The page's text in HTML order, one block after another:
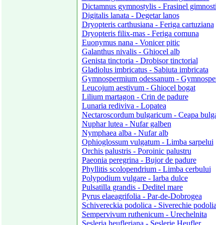
Dictamnus gymnostylis - Frasinel
Digitalis lanata - Degetar lanos
Dryopteris carthusiana - Feriga cartuziana
Dryopteris filix-mas - Feriga comuna
Euonymus nana - Vonicer pitic
Galanthus nivalis - Ghiocel alb
Genista tinctoria - Drobisor tinctorial
Gladiolus imbricatus - Sabiuta imbricata
Gymnospermium odessanum -
Leucojum aestivum - Ghiocel bogat
Lilium martagon - Crin de padure
Lunaria rediviva - Lopatea
Nectaroscordum bulgaricum - Ceapa
Nuphar lutea - Nufar galben
Nymphaea alba - Nufar alb
Ophioglossum vulgatum - Limba sarpelui
Orchis palustris - Poroinic palustru
Paeonia peregrina - Bujor de padure
Phyllitis scolopendrium - Limba cerbului
Polypodium vulgare - Iarba dulce
Pulsatilla grandis - Deditel mare
Pyrus elaeagrifolia - Par-de-Dobrogea
Schivereckia podolica - Siverechie
Sempervivum ruthenicum - Urechelnita
Sesleria heufleriana - Seslerie Heufler